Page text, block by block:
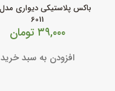
6011
۳۹,۰۰۰ تومان
افزودن به سبد خرید